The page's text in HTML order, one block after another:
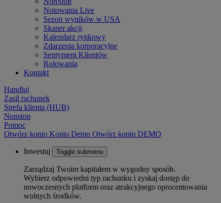
Notowania Live
Sezon wyników w USA
Skaner akcji
Kalendarz rynkowy
Zdarzenia korporacyjne
Sentyment Klientów
Rolowania
Kontakt
Handluj
Zasil rachunek
Strefa klienta (HUB)
Nonstop
Pomoc
Otwórz konto Konto Demo Otwórz konto DEMO
Inwestuj Toggle submenu
Zarządzaj Twoim kapitałem w wygodny sposób.
Wybierz odpowiedni typ rachunku i zyskaj dostęp do
nowoczesnych platform oraz atrakcyjnego oprocentowania
wolnych środków.